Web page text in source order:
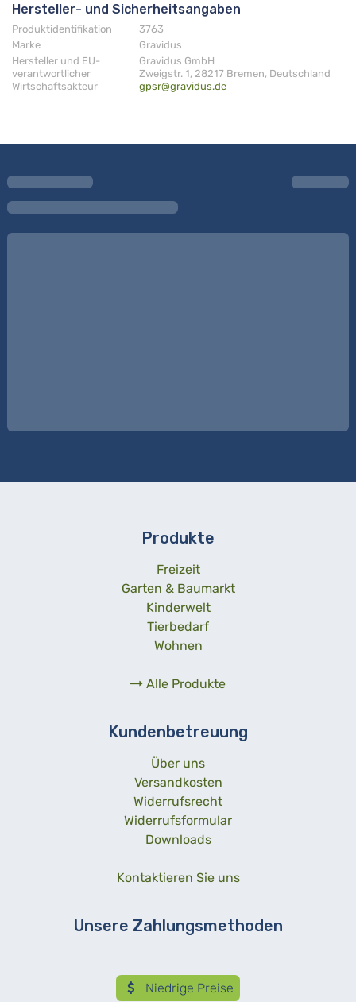
Hersteller- und Sicherheitsangaben
Produktidentifikation
3763
Marke
Gravidus
Hersteller und EU-
verantwortlicher
Wirtschaftsakteur
Gravidus GmbH
Zweigstr. 1, 28217 Bremen, Deutschland
gpsr@gravidus.de
Produkte
Freizeit
Garten & Baumarkt
Kinderwelt
Tierbedarf
Wohnen
Alle Produkte
Kundenbetreuung
Über uns
Versandkosten
Widerrufsrecht
Widerrufsformular
Downloads
Kontaktieren Sie uns
Unsere Zahlungsmethoden
Niedrige Preise